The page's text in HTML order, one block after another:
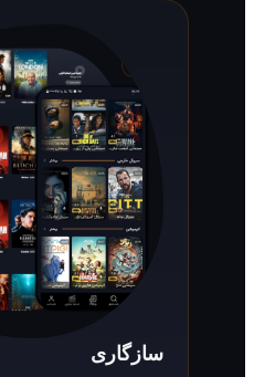
سازگاری